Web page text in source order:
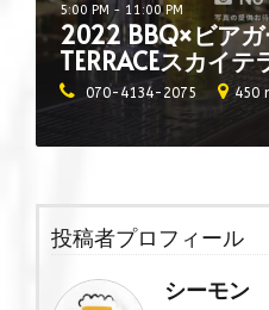
2022 BBQ×ビアガ
TERRACEスカイテ
5:00 PM - 11:00 PM
070-4134-2075 450
投稿者プロフィール
シーモン